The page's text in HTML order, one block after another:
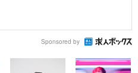
Sponsored by